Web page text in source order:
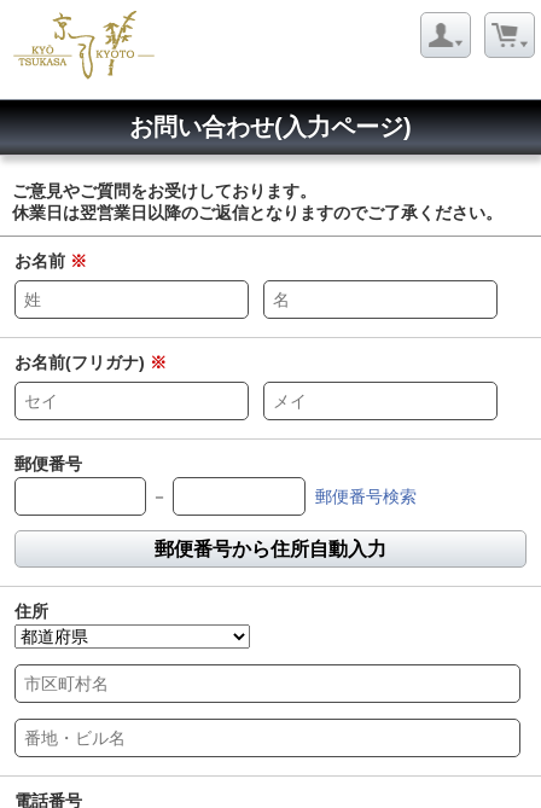
お問い合わせ(入力ページ)
ご意見やご質問をお受けしております。
休業日は翌営業日以降のご返信となりますのでご了承ください。
お名前 ※
お名前(フリガナ) ※
郵便番号
－
郵便番号検索
郵便番号から住所自動入力
住所
電話番号